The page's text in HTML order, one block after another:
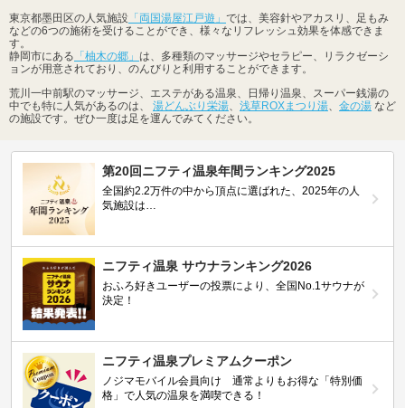
東京都墨田区の人気施設 「両国湯屋江戸遊」 では、美容針やアカスリ、足もみ
などの6つの施術を受けることができ、様々なリフレッシュ効果を体感できま
す。
静岡市にある 「柚木の郷」 は、多種類のマッサージやセラピー、リラクゼーシ
ョンが用意されており、のんびりと利用することができます。
荒川一中前駅のマッサージ、エステがある温泉、日帰り温泉、スーパー銭湯の
中でも特に人気があるのは、 湯どんぶり栄湯 浅草ROXまつり湯 金の湯 など
の施設です。ぜひ一度は足を運んでみてください。
第20回ニフティ温泉年間ランキング2025
全国約2.2万件の中から頂点に選ばれた、2025年の人
気施設は…
ニフティ温泉 サウナランキング2026
おふろ好きユーザーの投票により、全国No.1サウナが
決定！
ニフティ温泉プレミアムクーポン
ノジマモバイル会員向け 通常よりもお得な「特別価
格」で人気の温泉を満喫できる！